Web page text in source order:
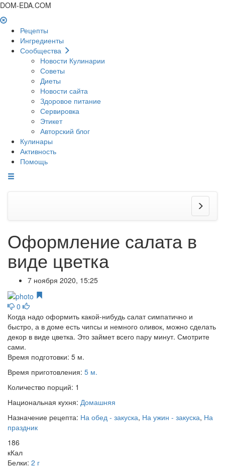
DOM-EDA.COM
Рецепты
Ингредиенты
Сообщества
Новости Кулинарии
Советы
Диеты
Новости сайта
Здоровое питание
Сервировка
Этикет
Авторский блог
Кулинары
Активность
Помощь
Оформление салата в
виде цветка
7 ноября 2020, 15:25
0
Когда надо оформить какой-нибудь салат симпатично и
быстро, а в доме есть чипсы и немного оливок, можно сделать
декор в виде цветка. Это займет всего пару минут. Смотрите
сами.
Время подготовки: 5 м.
Время приготовления: 5 м.
Количество порций: 1
Национальная кухня: Домашняя
Назначение рецепта: На обед - закуска, На ужин - закуска, На
праздник
186
кКал
Белки: 2 г